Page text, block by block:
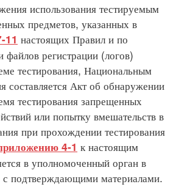
использования тестируемым
предметов, указанных в
11 настоящих Правил и по
файлов регистрации (логов)
тестирования, Национальным
составляется Акт об обнаружении
тестирования запрещенных
или попытку вмешательств в
при прохождении тестирования
4-1 к настоящим
в уполномоченный орган в
с подтверждающими материалами.